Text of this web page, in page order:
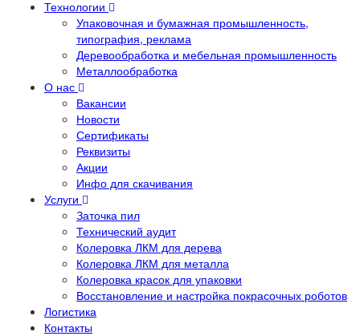
Технологии
Упаковочная и бумажная промышленность,
типография, реклама
Деревообработка и мебельная промышленность
Металлообработка
О нас
Вакансии
Новости
Сертификаты
Реквизиты
Акции
Инфо для скачивания
Услуги
Заточка пил
Технический аудит
Колеровка ЛКМ для дерева
Колеровка ЛКМ для металла
Колеровка красок для упаковки
Восстановление и настройка покрасочных роботов
Логистика
Контакты